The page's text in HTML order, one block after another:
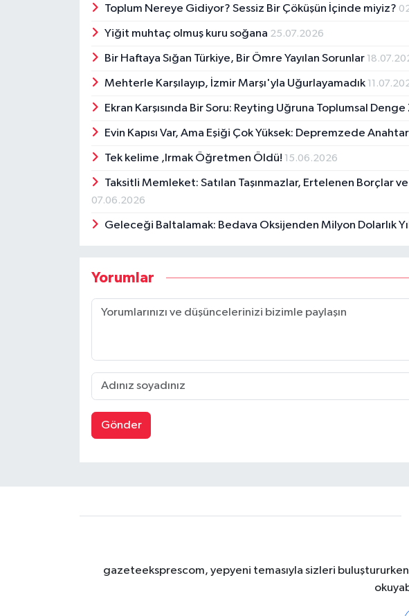
Toplum Nereye Gidiyor? Sessiz Bir Çöküşün İçinde miyiz?
Yiğit muhtaç olmuş kuru soğana 25.07.2026
Bir Haftaya Sığan Türkiye, Bir Ömre Yayılan Sorunlar
Mehterle Karşılayıp, İzmir Marşı'yla Uğurlayamadık
Ekran Karşısında Bir Soru: Reyting Uğruna Toplumsal
Evin Kapısı Var, Ama Eşiği Çok Yüksek: Depremzede
Tek kelime ,Irmak Öğretmen Öldü! 15.06.2026
Taksitli Memleket: Satılan Taşınmazlar, Ertelenen Borçlar
07.06.2026
Geleceği Baltalamak: Bedava Oksijenden Milyon Dolarlık
Yorumlar
Gönder
gazeteeksprescom, yepyeni temasıyla sizleri